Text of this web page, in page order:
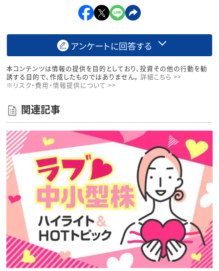
アンケートに回答する
本コンテンツは情報の提供を目的としており、投資その他の行動を勧
誘する目的で、作成したものではありません。 詳細こちら >>
※リスク・費用・情報提供について >>
関連記事